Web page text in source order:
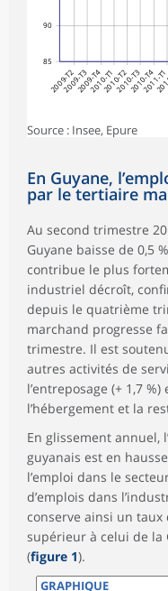
85
90
2009-T2
2009-T32009-T42010-T12010-T22010-T32010-T42011-T1
Source : Insee, Epure
En Guyane,
par le tertiaire
Au second trimestre
Guyane baisse de 0,5
contribue le plus
industriel décroît,
depuis le quatrième
marchand progresse
trimestre. Il est
autres activités de
l’entreposage (+ 1,7
l’hébergement et la
En glissement annuel,
guyanais est en
l’emploi dans le
d’emplois dans
conserve ainsi un
supérieur à celui de la
(figure 1).